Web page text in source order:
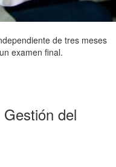
de tres meses
examen final.
del